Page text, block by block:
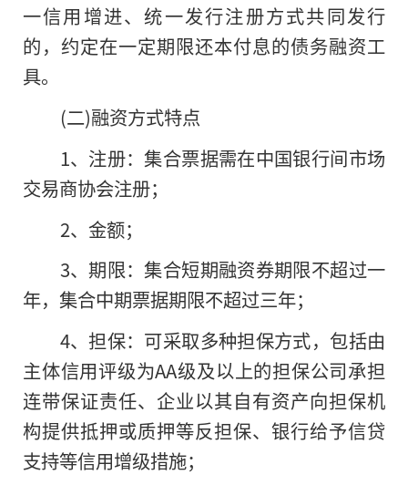
一信用增进、统一发行注册方式共同发行
的，约定在一定期限还本付息的债务融资工
具。
(二)融资方式特点
1、注册：集合票据需在中国银行间市场
交易商协会注册；
2、金额；
3、期限：集合短期融资券期限不超过一
年，集合中期票据期限不超过三年；
4、担保：可采取多种担保方式，包括由
主体信用评级为AA级及以上的担保公司承担
连带保证责任、企业以其自有资产向担保机
构提供抵押或质押等反担保、银行给予信贷
支持等信用增级措施；